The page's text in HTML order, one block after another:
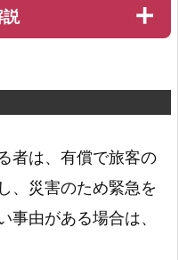
者は、有償で旅客の
、災害のため緊急を
由がある場合は、